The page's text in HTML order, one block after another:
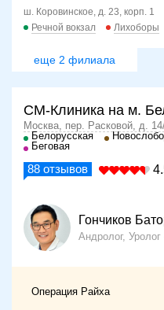
ш. Коровинское, д. 23, корп. 1
Речной вокзал
Лихоборы
еще 2 филиала
СМ-Клиника на м.
Москва, пер. Расковой, д.
Белорусская
Беговая
88 отзывов
Гончиков
Андролог, Уролог
Операция Райха